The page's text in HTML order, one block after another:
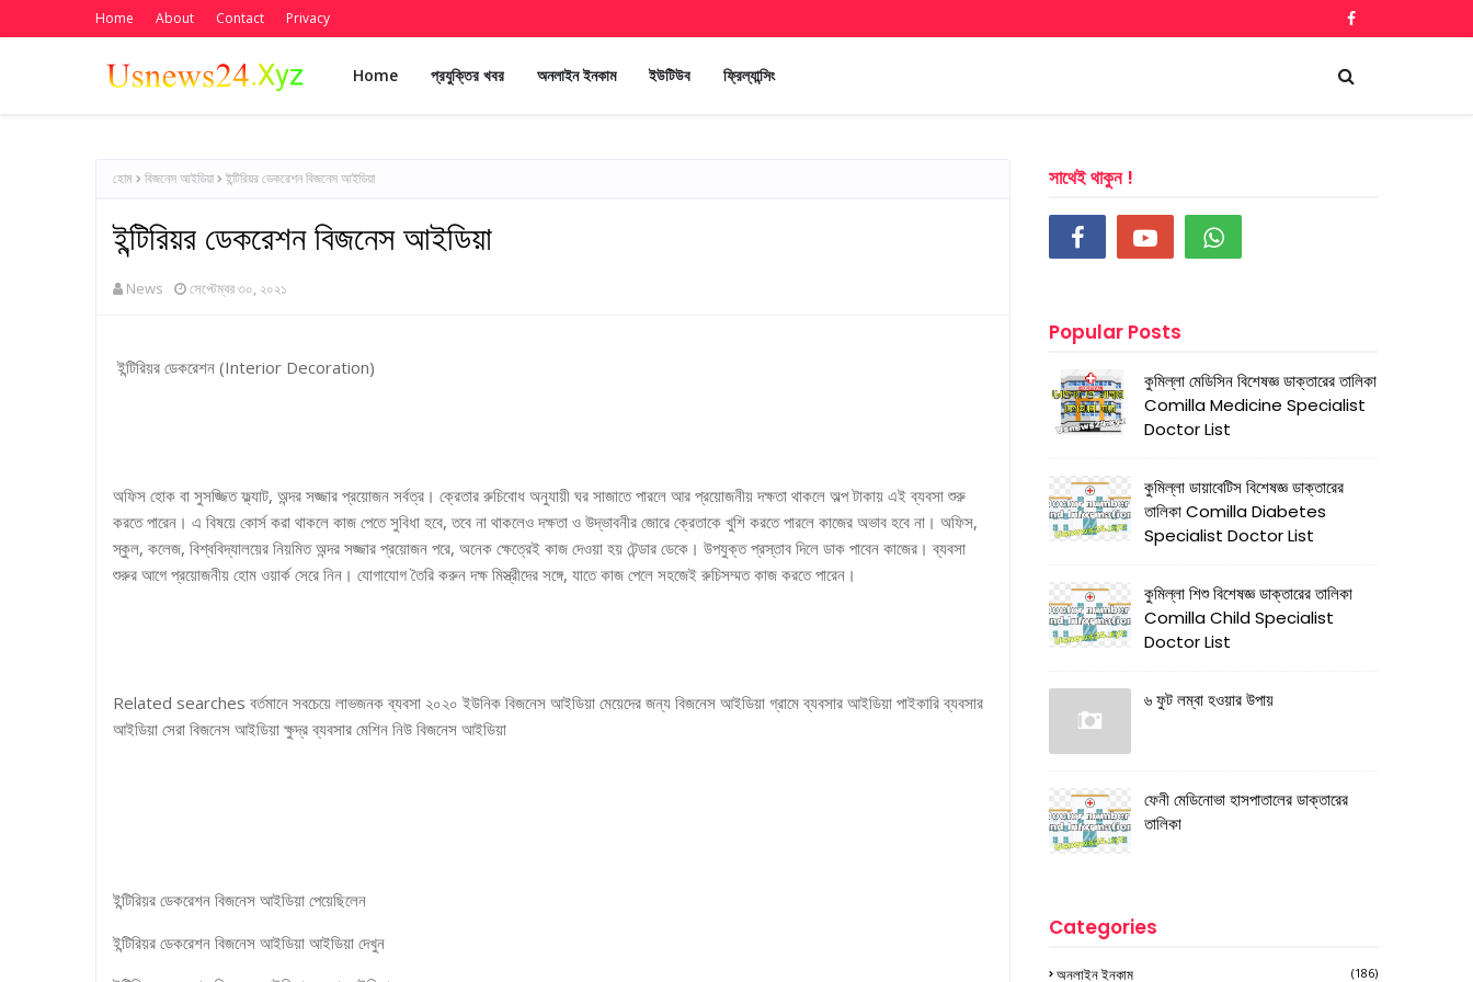
Home About Contact Privacy
Home প্রযুক্তির খবর অনলাইন ইনকাম ইউটিউব ফ্রিল্যান্সিং
হোম বিজনেস আইডিয়া ইন্টিরিয়র ডেকরেশন বিজনেস আইডিয়া
ইন্টিরিয়র ডেকরেশন বিজনেস আইডিয়া
News সেপ্টেম্বর ৩০, ২০২১
ইন্টিরিয়র ডেকরেশন (Interior Decoration)
অফিস হোক বা সুসজ্জিত ফ্ল্যাট, অন্দর সজ্জার প্রয়োজন সর্বত্র। ক্রেতার রুচিবোধ অনুযায়ী ঘর সাজাতে পারলে আর প্রয়োজনীয় দক্ষতা থাকলে অল্প টাকায় এই ব্যবসা শুরু
করতে পারেন। এ বিষয়ে কোর্স করা থাকলে কাজ পেতে সুবিধা হবে, তবে না থাকলেও দক্ষতা ও উদ্ভাবনীর জোরে ক্রেতাকে খুশি করতে পারলে কাজের অভাব হবে না। অফিস,
স্কুল, কলেজ, বিশ্ববিদ্যালয়ের নিয়মিত অন্দর সজ্জার প্রয়োজন পরে, অনেক ক্ষেত্রেই কাজ দেওয়া হয় টেন্ডার ডেকে। উপযুক্ত প্রস্তাব দিলে ডাক পাবেন কাজের। ব্যবসা
শুরুর আগে প্রয়োজনীয় হোম ওয়ার্ক সেরে নিন। যোগাযোগ তৈরি করুন দক্ষ মিস্ত্রীদের সঙ্গে, যাতে কাজ পেলে সহজেই রুচিসম্মত কাজ করতে পারেন।
Related searches বর্তমানে সবচেয়ে লাভজনক ব্যবসা ২০২০ ইউনিক বিজনেস আইডিয়া মেয়েদের জন্য বিজনেস আইডিয়া গ্রামে ব্যবসার আইডিয়া পাইকারি ব্যবসার
আইডিয়া সেরা বিজনেস আইডিয়া ক্ষুদ্র ব্যবসার মেশিন নিউ বিজনেস আইডিয়া
ইন্টিরিয়র ডেকরেশন বিজনেস আইডিয়া পেয়েছিলেন
ইন্টিরিয়র ডেকরেশন বিজনেস আইডিয়া আইডিয়া দেখুন
সাথেই থাকুন !
Popular Posts
কুমিল্লা মেডিসিন বিশেষজ্ঞ ডাক্তারের তালিকা
Comilla Medicine Specialist
Doctor List
কুমিল্লা ডায়াবেটিস বিশেষজ্ঞ ডাক্তারের
তালিকা Comilla Diabetes
Specialist Doctor List
কুমিল্লা শিশু বিশেষজ্ঞ ডাক্তারের তালিকা
Comilla Child Specialist
Doctor List
৬ ফুট লম্বা হওয়ার উপায়
ফেনী মেডিনোভা হাসপাতালের ডাক্তারের
তালিকা
Categories
অনলাইন ইনকাম (186)